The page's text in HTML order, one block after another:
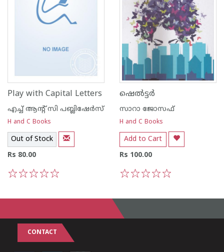
Play with Capital Letters
എച്ച് ആന്റ്‌ സി പബ്ലിഷേര്‍സ്
H and C Books
Out of Stock
Rs 80.00
ഷെല്‍ട്ടര്‍
സാറാ ജോസഫ്
H and C Books
Add to Cart
Rs 100.00
CONTACT